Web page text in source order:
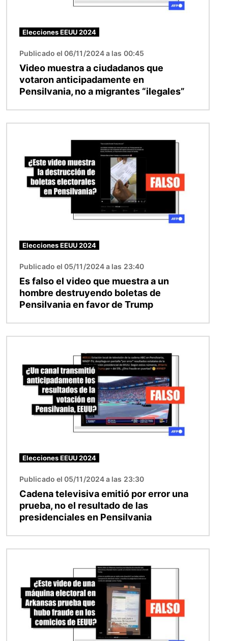
Elecciones EEUU 2024
Publicado el 06/11/2024 a las 00:45
Video muestra a ciudadanos que
votaron anticipadamente en
Pensilvania, no a migrantes “ilegales”
Elecciones EEUU 2024
Publicado el 05/11/2024 a las 23:40
Es falso el video que muestra a un
hombre destruyendo boletas de
Pensilvania en favor de Trump
Elecciones EEUU 2024
Publicado el 05/11/2024 a las 23:30
Cadena televisiva emitió por error una
prueba, no el resultado de las
presidenciales en Pensilvania